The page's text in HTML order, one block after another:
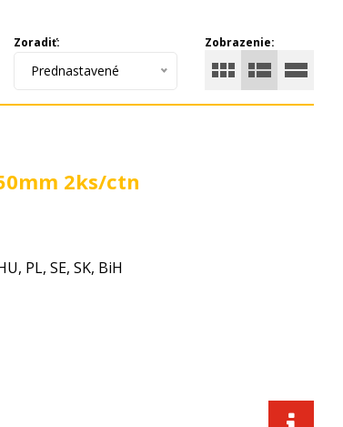
Zobrazenie:
Zoradiť:
Prednastavené
2ks/ctn
PL, SE, SK, BiH